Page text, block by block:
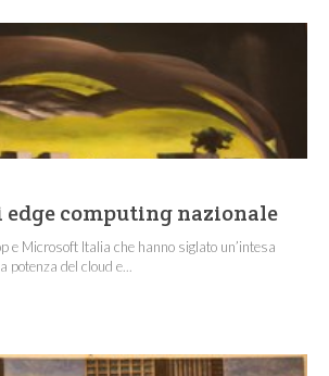
edge computing nazionale
e Microsoft Italia che hanno siglato un’intesa
del cloud e...